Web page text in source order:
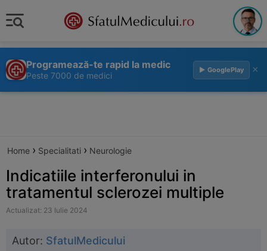
Programează-te rapid la medic
Peste 7000 de medici
▶ GooglePlay ×
Home › Specialitati › Neurologie
Indicatiile interferonului in
tratamentul sclerozei multiple
Actualizat: 23 Iulie 2024
Autor: SfatulMedicului